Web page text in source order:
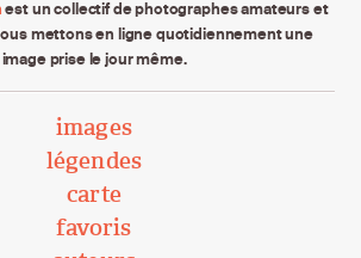
est un collectif de photographes amateurs et
mettons en ligne quotidiennement une
image prise le jour même.
images
légendes
carte
favoris